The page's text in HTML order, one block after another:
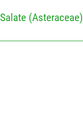
Salate (Asteraceae)